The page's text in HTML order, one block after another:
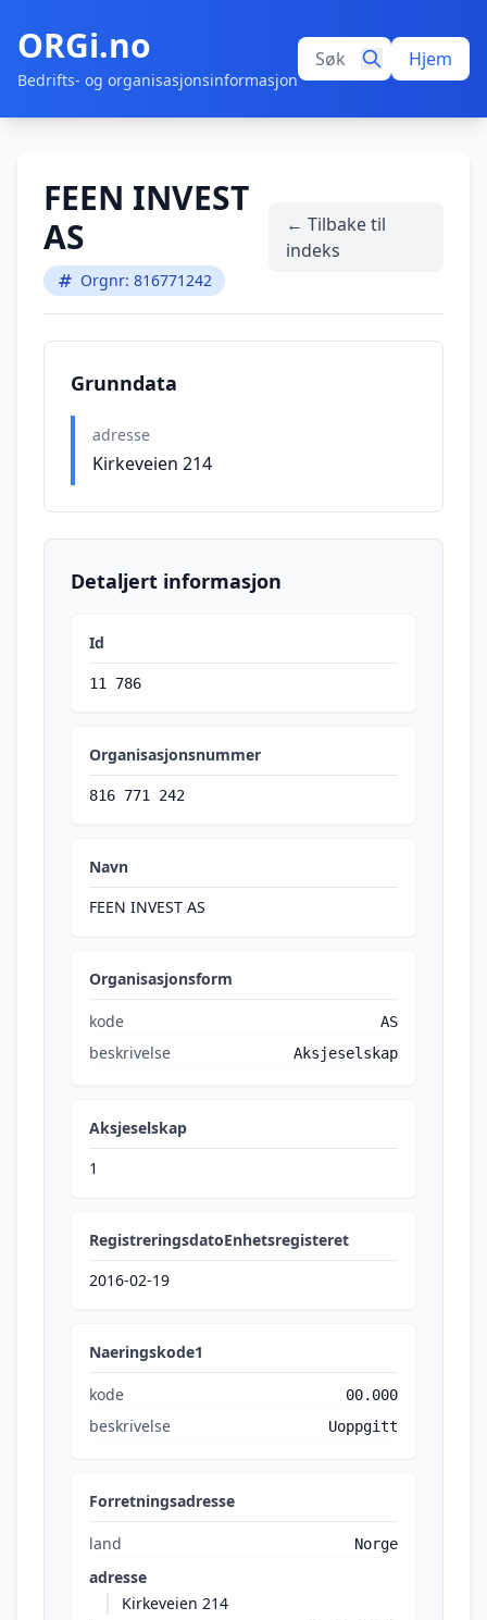
ORGi.no
Bedrifts- og organisasjonsinformasjon
Hjem
FEEN INVEST
AS
Orgnr: 816771242
← Tilbake til
indeks
Grunndata
adresse
Kirkeveien 214
Detaljert informasjon
Id
11 786
Organisasjonsnummer
816 771 242
Navn
FEEN INVEST AS
Organisasjonsform
kode AS
beskrivelse Aksjeselskap
Aksjeselskap
1
RegistreringsdatoEnhetsregisteret
2016-02-19
Naeringskode1
kode 00.000
beskrivelse Uoppgitt
Forretningsadresse
land Norge
adresse
Kirkeveien 214